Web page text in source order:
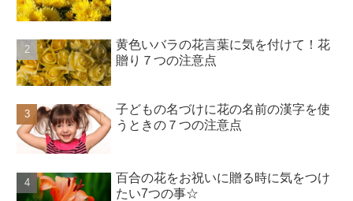
黄色いバラの花言葉に気を付けて！花
贈り７つの注意点
子どもの名づけに花の名前の漢字を使
うときの７つの注意点
百合の花をお祝いに贈る時に気をつけ
たい7つの事☆